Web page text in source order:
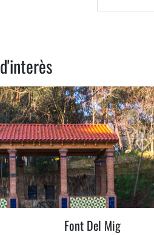
Font Del Mig